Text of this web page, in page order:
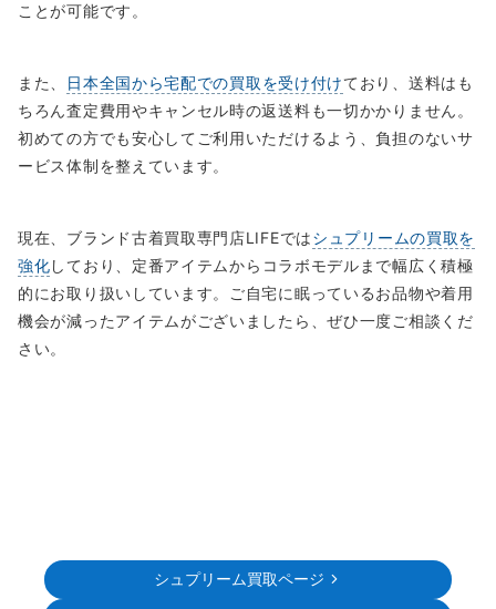
ことが可能です。
また、 日本全国から宅配での買取を受け付けており、送料はも
ちろん査定費用やキャンセル時の返送料も一切かかりません。
初めての方でも安心してご利用いただけるよう、負担のないサ
ービス体制を整えています。
現在、ブランド古着買取専門店LIFEではシュプリームの買取を
強化しており、定番アイテムからコラボモデルまで幅広く積極
的にお取り扱いしています。ご自宅に眠っているお品物や着用
機会が減ったアイテムがございましたら、ぜひ一度ご相談くだ
さい。
シュプリーム買取ページ